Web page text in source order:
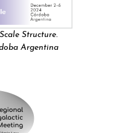
Structure.
Argentina